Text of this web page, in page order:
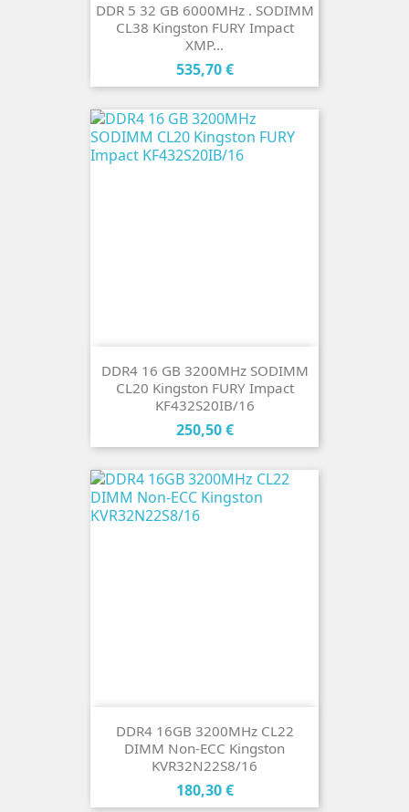
DDR 5 32 GB 6000MHz . SODIMM
CL38 Kingston FURY Impact
XMP...
Cena
535,70 €
DDR4 16 GB 3200MHz SODIMM
CL20 Kingston FURY Impact
KF432S20IB/16
Cena
250,50 €
DDR4 16GB 3200MHz CL22
DIMM Non-ECC Kingston
KVR32N22S8/16
Cena
180,30 €